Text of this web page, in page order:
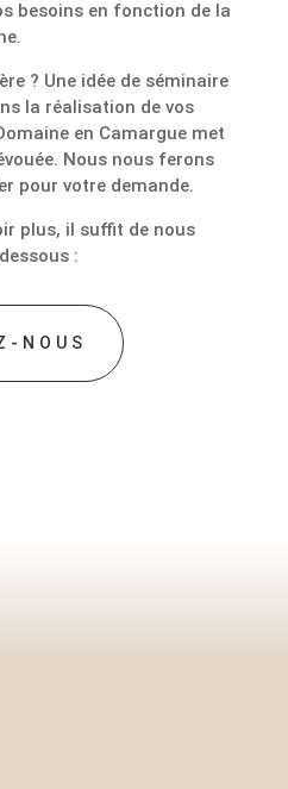
besoins en fonction de la
? Une idée de séminaire
la réalisation de vos
en Camargue met
Nous nous ferons
pour votre demande.
plus, il suffit de nous
:
NOUS